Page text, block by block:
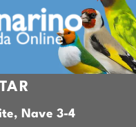
Nave 3-4